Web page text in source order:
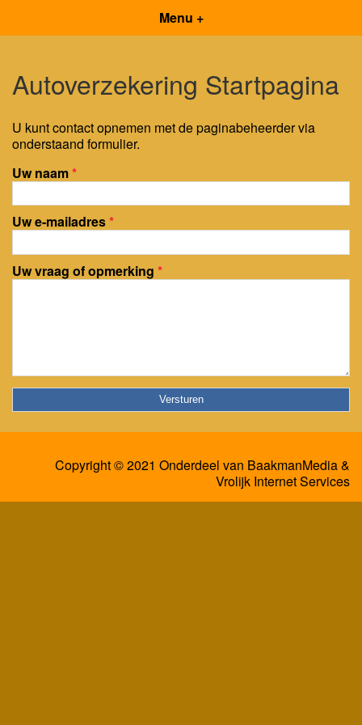
Menu +
Autoverzekering Startpagina
U kunt contact opnemen met de paginabeheerder via
onderstaand formulier.
Uw naam*
Uw e-mailadres*
Uw vraag of opmerking *
Copyright © 2021 Onderdeel van BaakmanMedia&
Vrolijk Internet Services